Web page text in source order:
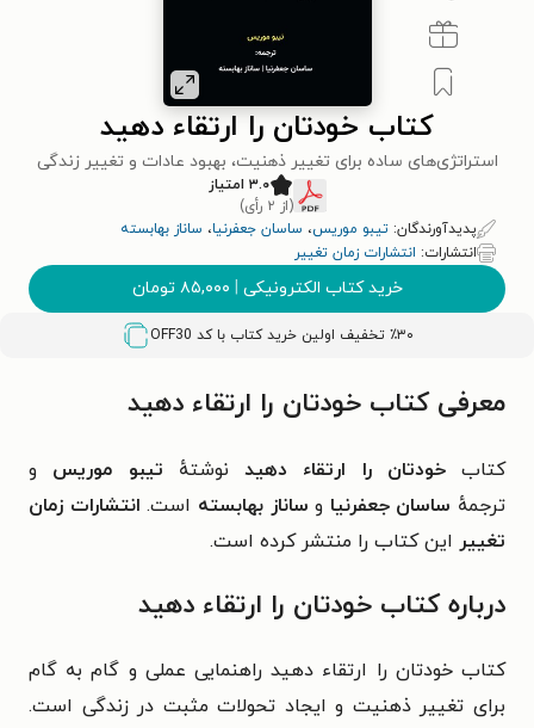
کتاب خودتان را ارتقاء دهید
استراتژی‌های ساده برای تغییر ذهنیت، بهبود عادات و تغییر زندگی
۳.۰ امتیاز
(از ۲ رأی)
پدیدآورندگان: تیبو موریس، ساسان جعفرنیا، ساناز بهابسته
انتشارات: انتشارات زمان تغییر
خرید کتاب الکترونیکی | ۸۵,۰۰۰ تومان
٪۳۰ تخفیف اولین خرید کتاب با کد OFF30
معرفی کتاب خودتان را ارتقاء دهید
کتابخودتان را ارتقاء دهید نوشتهٔ تیبو موریس و
ترجمهٔ ساسان جعفرنیا و ساناز بهابسته است. انتشارات زمان
تغییر این کتاب را منتشر کرده است.
درباره کتاب خودتان را ارتقاء دهید
کتاب خودتان را ارتقاء دهید راهنمایی عملی و گام به گام
برای تغییر ذهنیت و ایجاد تحولات مثبت در زندگی است.